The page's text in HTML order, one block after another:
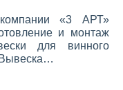
«3 АРТ»
и монтаж
для винного
Вывеска…